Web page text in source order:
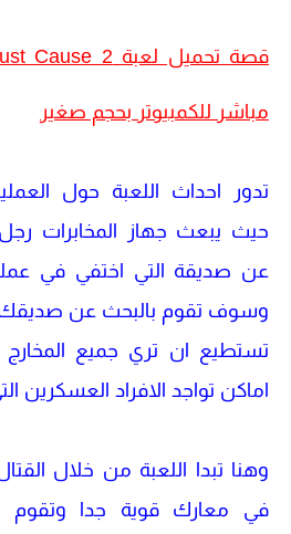
مباشر للكمبيوتر بحجم صغير
تدور احداث اللعبة حول
حيث يبعث جهاز المخابرات
عن صديقة التي اختفي في
وسوف تقوم بالبحث عن صديقك
تستطيع ان تري جميع المخارج
اماكن تواجد الافراد العسكرين
وهنا تبدا اللعبة من خلال
في معارك قوية جدا وتقوم